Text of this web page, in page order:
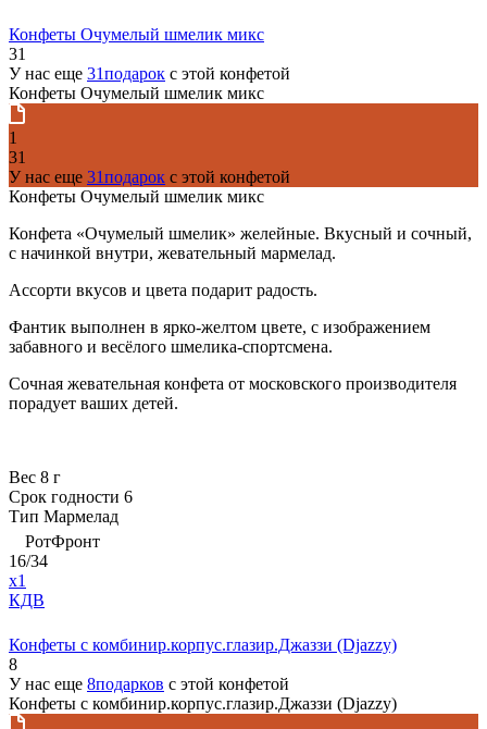
Конфеты Очумелый шмелик микс
31
У нас еще 31подарок с этой конфетой
Конфеты Очумелый шмелик микс
1
31
У нас еще 31подарок с этой конфетой
Конфеты Очумелый шмелик микс
Конфета «Очумелый шмелик» желейные. Вкусный и сочный,
с начинкой внутри, жевательный мармелад.
Ассорти вкусов и цвета подарит радость.
Фантик выполнен в ярко-желтом цвете, с изображением
забавного и весёлого шмелика-спортсмена.
Сочная жевательная конфета от московского производителя
порадует ваших детей.
Вес 8 г
Срок годности 6
Тип Мармелад
РотФронт
16/34
x1
КДВ
Конфеты с комбинир.корпус.глазир.Джаззи (Djazzy)
8
У нас еще 8подарков с этой конфетой
Конфеты с комбинир.корпус.глазир.Джаззи (Djazzy)